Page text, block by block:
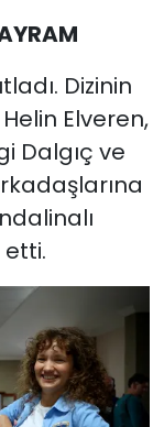
Dizinin
Elveren,
Dalgıç ve